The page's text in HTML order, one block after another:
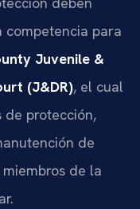
para
Juvenile &
(J&DR), el cual
de protección,
de
de la